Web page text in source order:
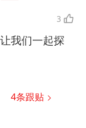
3
我们一起探
4条跟贴